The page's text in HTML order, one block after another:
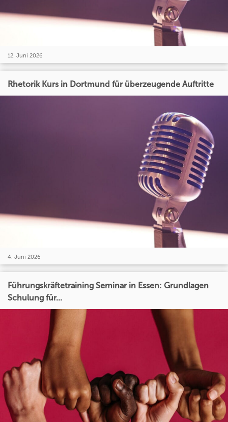
12. Juni 2026
Rhetorik Kurs in Dortmund für überzeugende Auftritte
4. Juni 2026
Führungskräftetraining Seminar in Essen: Grundlagen
Schulung für...